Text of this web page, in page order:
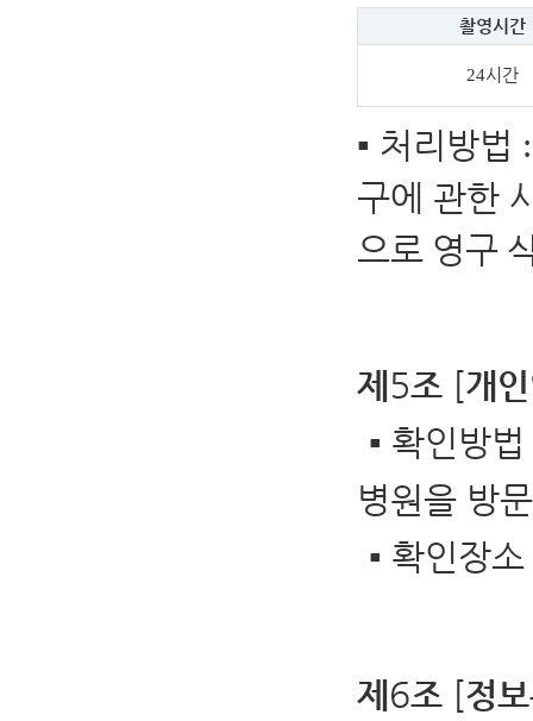
촬영시간
24시간
▪ 처리방법
구에 관한
으로 영구
제 5조 [개
▪ 확인방법
병원을 방
▪ 확인장소
제 6조 [정